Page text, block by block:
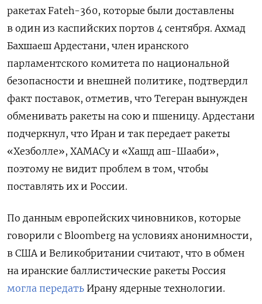
ракетах Fateh-360, которые были доставлены
в один из каспийских портов 4 сентября. Ахмад
Бахшаеш Ардестани, член иранского
парламентского комитета по национальной
безопасности и внешней политике, подтвердил
факт поставок, отметив, что Тегеран вынужден
обменивать ракеты на сою и пшеницу. Ардестани
подчеркнул, что Иран и так передает ракеты
«Хезболле», ХАМАСу и «Хашд аш-Шааби»,
поэтому не видит проблем в том, чтобы
поставлять их и России.
По данным европейских чиновников, которые
говорили с Bloomberg на условиях анонимности,
в США и Великобритании считают, что в обмен
на иранские баллистические ракеты Россия
могла передать Ирану ядерные технологии.